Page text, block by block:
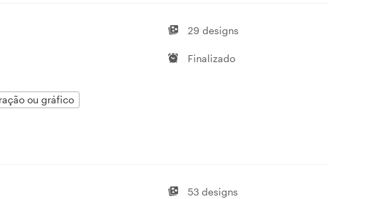
ou gráfico
29 designs
Finalizado
53 designs